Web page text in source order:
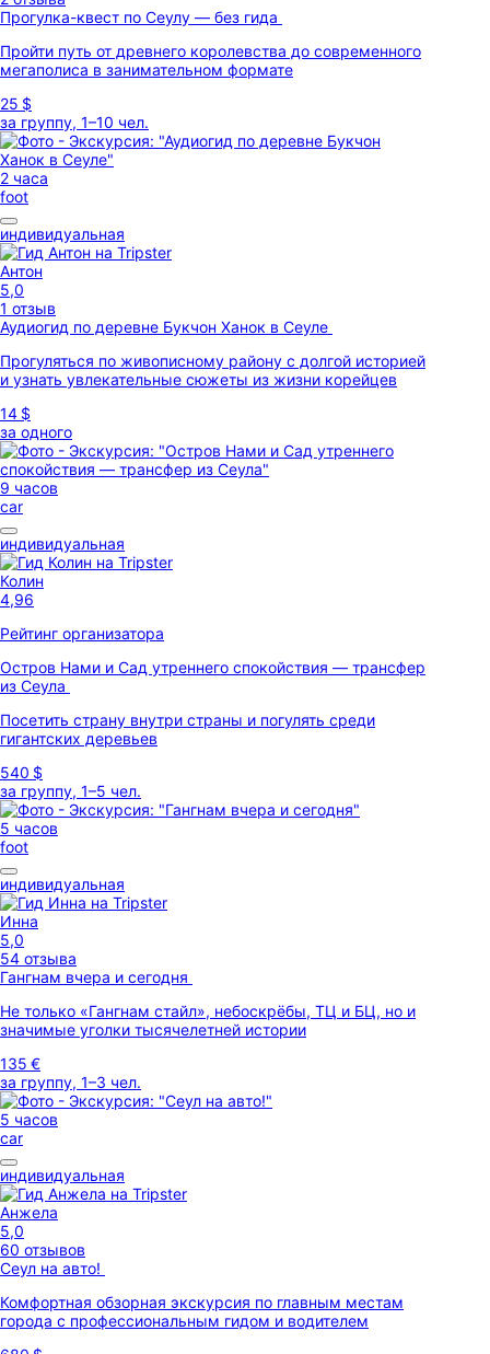
Прогулка-квест по Сеулу — без гида
Пройти путь от древнего королевства до современного
мегаполиса в занимательном формате
25 $
за группу, 1–10 чел.
2 часа
foot
индивидуальная
Антон
5,0
1 отзыв
Аудиогид по деревне Букчон Ханок в Сеуле
Прогуляться по живописному району с долгой историей
и узнать увлекательные сюжеты из жизни корейцев
14 $
за одного
9 часов
car
индивидуальная
Колин
4,96
Рейтинг организатора
Остров Нами и Сад утреннего спокойствия — трансфер
из Сеула
Посетить страну внутри страны и погулять среди
гигантских деревьев
540 $
за группу, 1–5 чел.
5 часов
foot
индивидуальная
Инна
5,0
54 отзыва
Гангнам вчера и сегодня
Не только «Гангнам стайл», небоскрёбы, ТЦ и БЦ, но и
значимые уголки тысячелетней истории
135 €
за группу, 1–3 чел.
5 часов
car
индивидуальная
Анжела
5,0
60 отзывов
Сеул на авто!
Комфортная обзорная экскурсия по главным местам
города с профессиональным гидом и водителем